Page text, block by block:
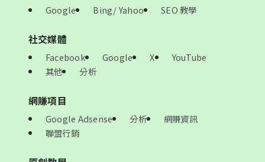
Google Bing/ Yahoo SEO 教學
社交媒體
Facebook Google X
YouTube
其他
分析
網賺項目
Google Adsense 分析
網賺資訊
聯盟行銷